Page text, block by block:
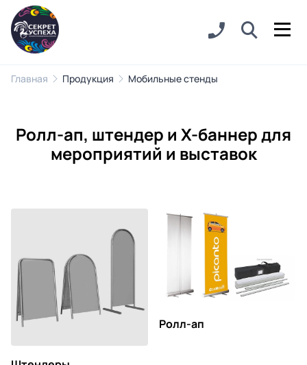
Главная Продукция Мобильные стенды
Ролл-ап, штендер и Х-баннер для
мероприятий и выставок
Ролл-ап